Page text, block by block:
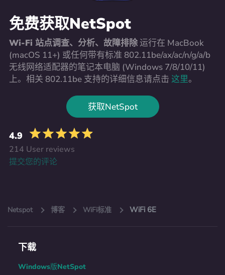
免费获取NetSpot
Wi-Fi 站点调查、分析、故障排除运行在 MacBook
(macOS 11+) 或任何带有标准 802.11be/ax/ac/n/g/a/b
无线网络适配器的笔记本电脑 (Windows 7/8/10/11)
上。相关 802.11be 支持的详细信息请点击 这里。
获取NetSpot
4.9
214 User reviews
提交您的评论
Netspot 博客 WiFi标准 WiFi 6E
下载
Windows版NetSpot